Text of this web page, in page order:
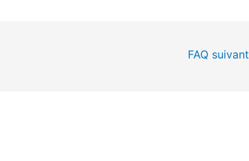
FAQ suivant